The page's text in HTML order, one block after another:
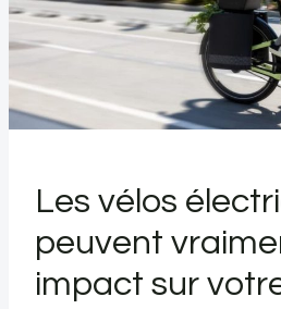
Les vélos
peuvent
impact sur